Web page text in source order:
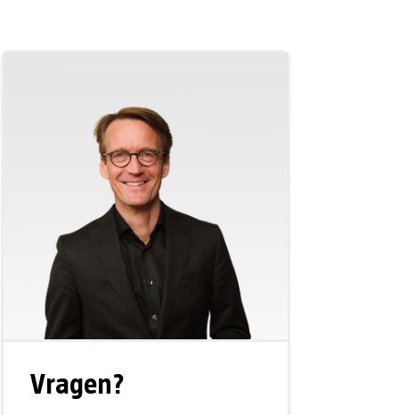
Vragen?